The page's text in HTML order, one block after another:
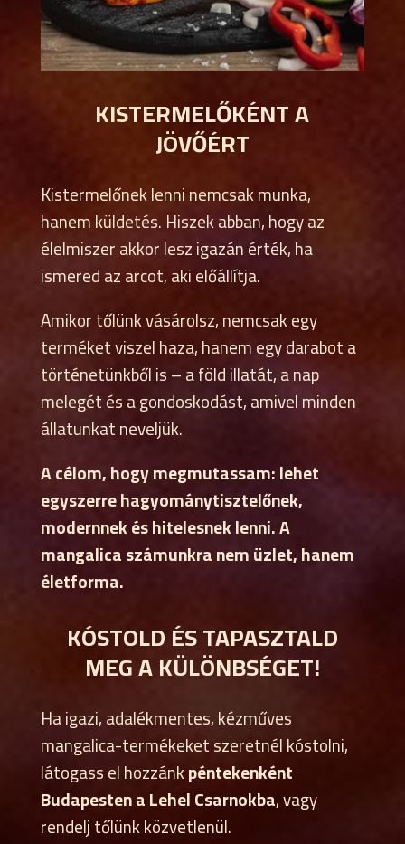
KISTERMELŐKÉNT A
JÖVŐÉRT
Kistermelőnek lenni nemcsak munka,
hanem küldetés. Hiszek abban, hogy az
élelmiszer akkor lesz igazán érték, ha
ismered az arcot, aki előállítja.
Amikor tőlünk vásárolsz, nemcsak egy
terméket viszel haza, hanem egy darabot a
történetünkből is – a föld illatát, a nap
melegét és a gondoskodást, amivel minden
állatunkat neveljük.
A célom, hogy megmutassam: lehet
egyszerre hagyománytisztelőnek,
modernnek és hitelesnek lenni. A
mangalica számunkra nem üzlet, hanem
életforma.
KÓSTOLD ÉS TAPASZTALD
MEG A KÜLÖNBSÉGET!
Ha igazi, adalékmentes, kézműves
mangalica-termékeket szeretnél kóstolni,
látogass el hozzánkpéntekenként
Budapesten a Lehel Csarnokba, vagy
rendelj tőlünk közvetlenül.